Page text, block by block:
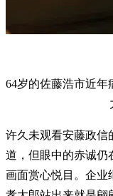
64岁的佐藤浩市近
许久未观看安藤政信
道，但眼中的赤诚仍
画面赏心悦目。企业